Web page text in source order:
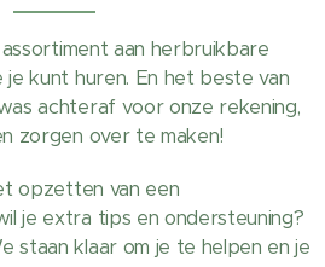
aan herbruikbare
kunt huren. En het beste van
achteraf voor onze rekening,
zorgen over te maken!
opzetten van een
je extra tips en ondersteuning?
staan klaar om je te helpen en je